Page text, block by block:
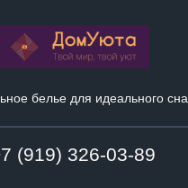
белье для идеального сна
(919) 326-03-89